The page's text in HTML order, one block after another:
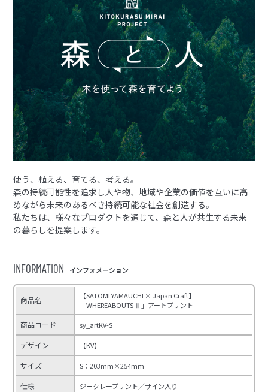
使う、植える、育てる、考える。
森の持続可能性を追求し人や物、地域や企業の価値を互いに高
めながら未来のあるべき持続可能な社会を創造する。
私たちは、様々なプロダクトを通じて、森と人が共生する未来
の暮らしを提案します。
INFORMATION インフォメーション
商品名
【SATOMI YAMAUCHI × Japan Craft】
「WHEREABOUTS Ⅱ」アートプリント
商品コード sy_artKV-S
デザイン 【KV】
サイズ S：203mm×254mm
仕様 ジークレープリント／サイン入り